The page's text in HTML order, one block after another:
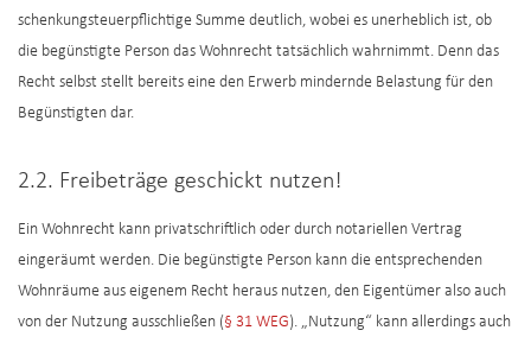
schenkungsteuerpflichtige Summe deutlich, wobei es unerheblich ist, ob
die begünstigte Person das Wohnrecht tatsächlich wahrnimmt. Denn das
Recht selbst stellt bereits eine den Erwerb mindernde Belastung für den
Begünstigten dar.
2.2. Freibeträge geschickt nutzen!
Ein Wohnrecht kann privatschriftlich oder durch notariellen Vertrag
eingeräumt werden. Die begünstigte Person kann die entsprechenden
Wohnräume aus eigenem Recht heraus nutzen, den Eigentümer also auch
von der Nutzung ausschließen (§ 31 WEG). „Nutzung“ kann allerdings auch